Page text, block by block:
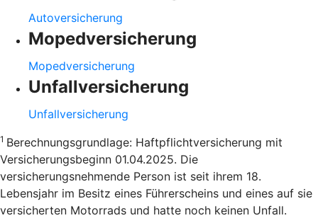
Autoversicherung
Mopedversicherung
Mopedversicherung
Unfallversicherung
Unfallversicherung
1 Berechnungsgrundlage: Haftpflichtversicherung mit
Versicherungsbeginn 01.04.2025. Die
versicherungsnehmende Person ist seit ihrem 18.
Lebensjahr im Besitz eines Führerscheins und eines auf sie
versicherten Motorrads und hatte noch keinen Unfall.